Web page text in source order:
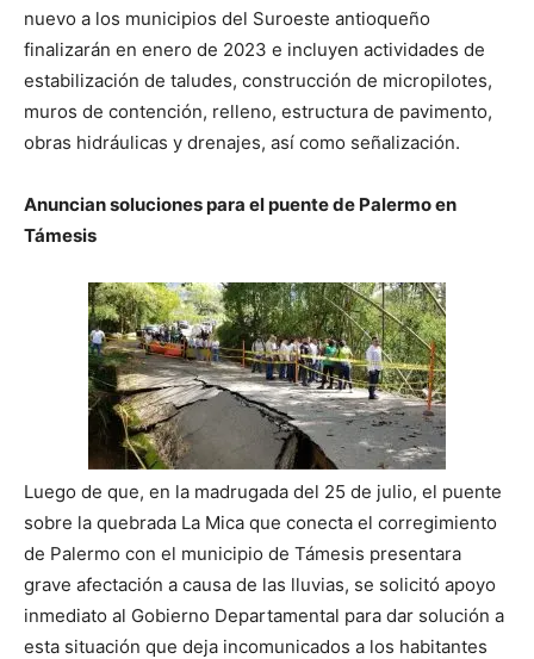
nuevo a los municipios del Suroeste antioqueño
finalizarán en enero de 2023 e incluyen actividades de
estabilización de taludes, construcción de micropilotes,
muros de contención, relleno, estructura de pavimento,
obras hidráulicas y drenajes, así como señalización.
Anuncian soluciones para el puente de Palermo en
Támesis
Luego de que, en la madrugada del 25 de julio, el puente
sobre la quebrada La Mica que conecta el corregimiento
de Palermo con el municipio de Támesis presentara
grave afectación a causa de las lluvias, se solicitó apoyo
inmediato al Gobierno Departamental para dar solución a
esta situación que deja incomunicados a los habitantes